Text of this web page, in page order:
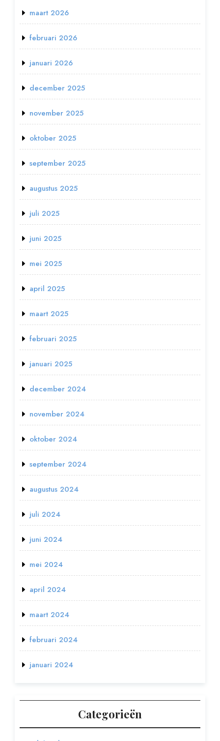
maart 2026
februari 2026
januari 2026
december 2025
november 2025
oktober 2025
september 2025
augustus 2025
juli 2025
juni 2025
mei 2025
april 2025
maart 2025
februari 2025
januari 2025
december 2024
november 2024
oktober 2024
september 2024
augustus 2024
juli 2024
juni 2024
mei 2024
april 2024
maart 2024
februari 2024
januari 2024
Categorieën